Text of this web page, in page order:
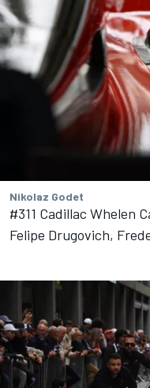
Nikolaz Godet
#311 Cadillac Whelen
Felipe Drugovich,